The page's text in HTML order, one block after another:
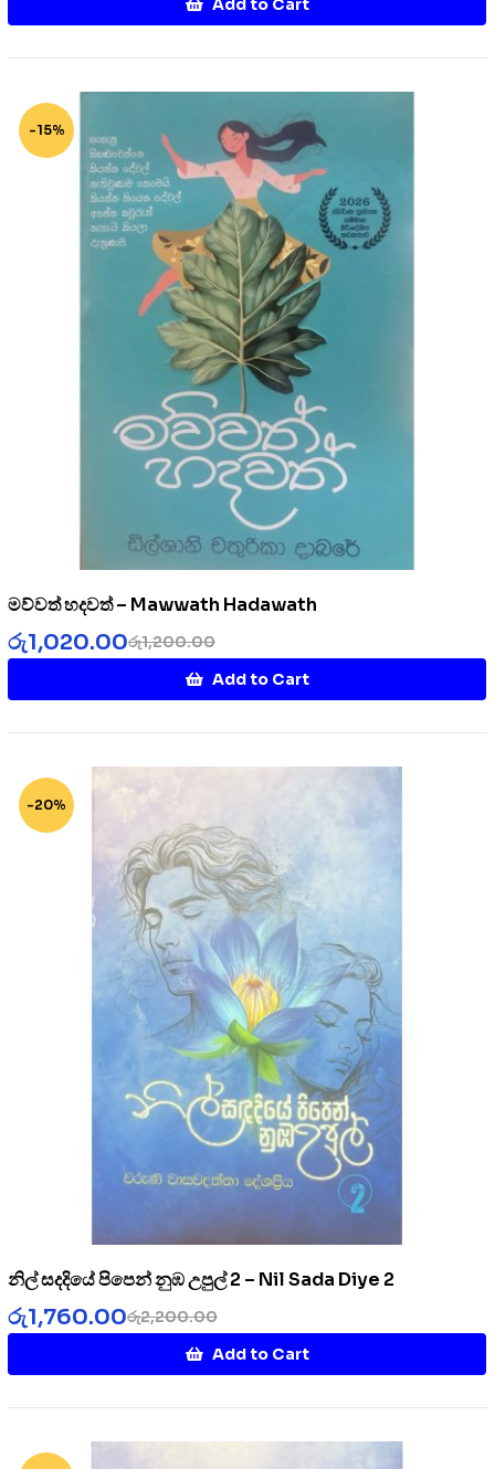
-15%
මව්වත් හදවත් – Mawwath Hadawath
රු1,200.00
රු1,020.00
Add to Cart
-20%
නිල් සදදියේ පිපෙන් නුඹ උපුල් 2 – Nil Sada Diye 2
රු2,200.00
රු1,760.00
Add to Cart